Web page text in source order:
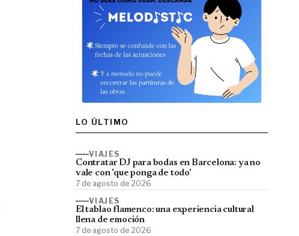
LO ÚLTIMO
VIAJES
Contratar DJ para bodas en Barcelona: ya no
vale con 'que ponga de todo'
7 de agosto de 2026
VIAJES
El tablao flamenco: una experiencia cultural
llena de emoción
7 de agosto de 2026